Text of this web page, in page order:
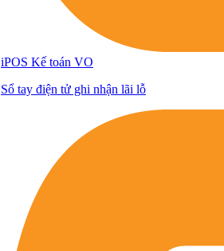
iPOS Kế toán VO
Sổ tay điện tử ghi nhận lãi lỗ